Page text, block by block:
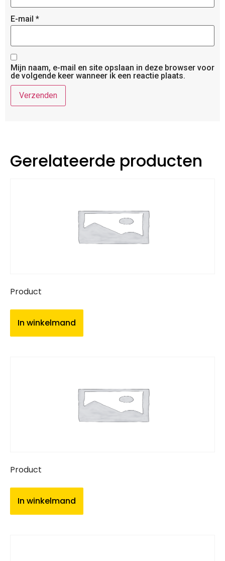
E-mail *
Mijn naam, e-mail en site opslaan in deze browser voor
de volgende keer wanneer ik een reactie plaats.
Gerelateerde producten
Product
In winkelmand
Product
In winkelmand